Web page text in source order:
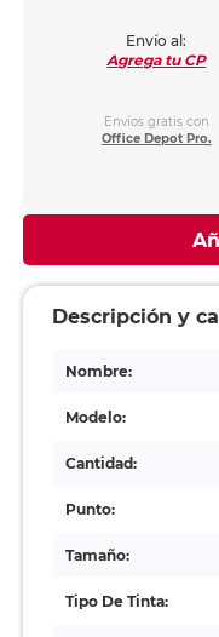
Envío al:
Agrega tu CP
Envíos gratis con
Office Depot Pro.
Descripción y
Nombre:
Modelo:
Cantidad:
Punto:
Tamaño:
Tipo De Tinta: